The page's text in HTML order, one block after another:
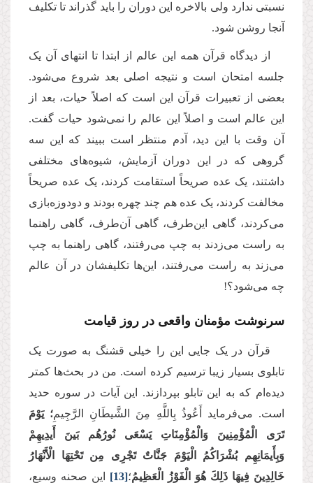
نسبتی ندارد ولی بالاخره این دوران را باید گذراند تا تکلیف
آنجا روشن شود.
از دیدگاه قرآن همه این عالم از ابتدا تا انتهای آن یک
جلسه امتحان است و نتیجه اصلی بعد شروع می‌شود.
بعضی از تعبیرات قرآن این است که اصلاً حیات، بعد از
این عالم است و اصلاً این عالم را نمی‌شود حیات گفت.
آن وقت با این دید، آدم منتظر است ببیند که این سه
گروهی که در این دوران آزمایش، شیوه‌های مختلفی
داشتند، یک عده صریحاً استقامت کردند، یک عده صریحاً
مخالفت کردند، یک عده هم چند چهره بودند و دودوزه‌بازی
می‌کردند، گاهی این‌طرف، گاهی آن‌طرف، گاهی راهنما
به راست می‌زدند به چپ می‌رفتند، گاهی راهنما به چپ
می‌زند به راست می‌رفتند، این‌ها تکلیفشان در آن عالم
چه می‌شود؟!
سرنوشت مؤمنان واقعی در روز قیامت
قرآن در یک جایی این را خیلی قشنگ به صورت یک
تابلوی بسیار زیبا ترسیم کرده است. من در بحث‌ها کمتر
دیده‌ام که به این تابلو بپردازند. این آیات در سوره حدید
است. می‌فرماید أَعُوذُ بِاللَّهِ مِنَ الشَّیطَانِ الرَّجِیمِ؛ يَوْمَ
تَرَى الْمُؤْمِنِینَ وَالْمُؤْمِنَاتِ یَسْعَى نُورُهُم بَینَ أَیدِیهِمْ
وَبِأَیمَانِهِم بُشْرَاكُمُ الْیَوْمَ جَنَّاتٌ تَجْرِی مِن تَحْتِهَا الْأَنْهَارُ
خَالِدِینَ فِیهَا ذَلِكَ هُوَ الْفَوْزُ الْعَظِیمُ؛[13] این صحنه وسیع،